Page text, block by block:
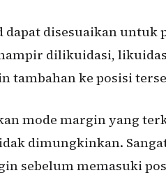
disesuaikan untuk
dilikuidasi,
tambahan ke posisi
mode margin yang
dimungkinkan.
sebelum memasuki